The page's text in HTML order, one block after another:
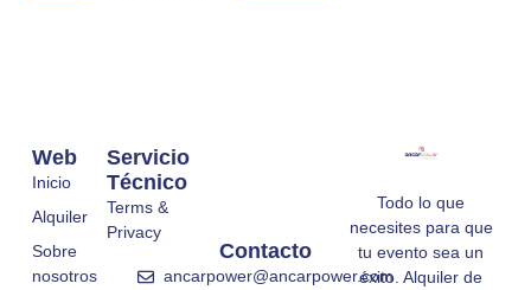
Todo lo que
necesites para que
tu evento sea un
éxito. Alquiler de
Servicio
Técnico
Terms &
Privacy
Web
Inicio
Alquiler
Sobre
nosotros
Contacto
ancarpower@ancarpower.com